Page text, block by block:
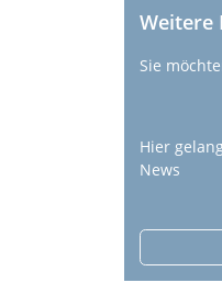
Weitere
Sie
Hier
News